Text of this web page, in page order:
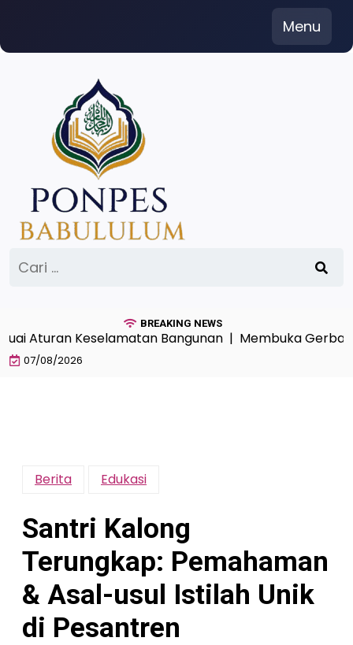
content
Menu
untuk:
BREAKING NEWS
Keselamatan Bangunan |Membuka Gerbang
07/08/2026
Berita Edukasi
Santri Kalong
Terungkap: Pemahaman
& Asal-usul Istilah Unik
di Pesantren